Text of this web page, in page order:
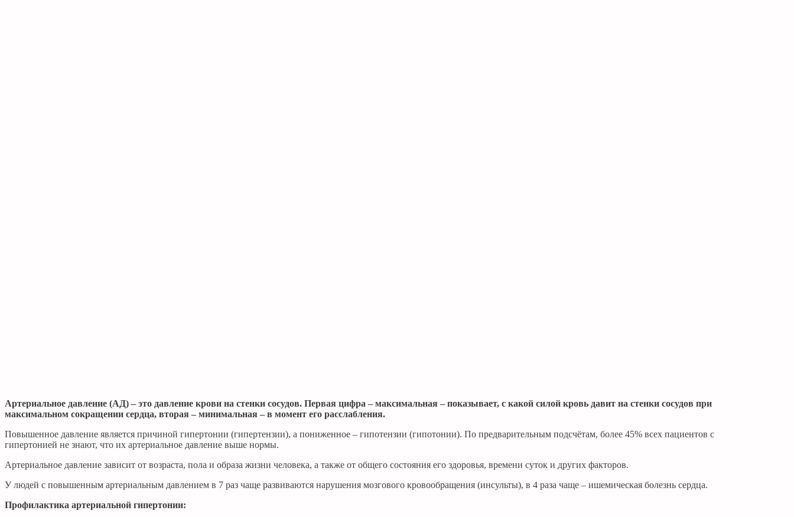
Артериальное давление (АД) – это давление крови на стенки сосудов. Первая цифра – максимальная – показывает, с какой силой кровь давит на стенки сосудов при
максимальном сокращении сердца, вторая – минимальная – в момент его расслабления.
Повышенное давление является причиной гипертонии (гипертензии), а пониженное – гипотензии (гипотонии). По предварительным подсчётам, более 45% всех пациентов с
гипертонией не знают, что их артериальное давление выше нормы.
Артериальное давление зависит от возраста, пола и образа жизни человека, а также от общего состояния его здоровья, времени суток и других факторов.
У людей с повышенным артериальным давлением в 7 раз чаще развиваются нарушения мозгового кровообращения (инсульты), в 4 раза чаще – ишемическая болезнь сердца.
Профилактика артериальной гипертонии: